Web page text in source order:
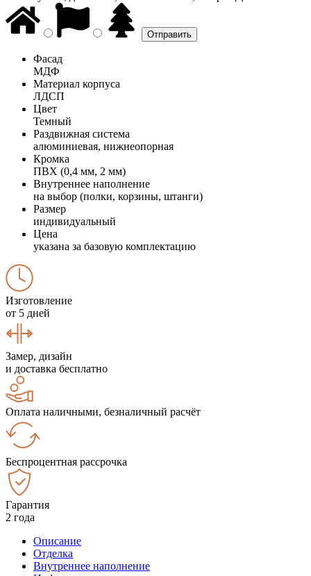
Фасад
МДФ
Материал корпуса
ЛДСП
Цвет
Темный
Раздвижная система
алюминиевая, нижнеопорная
Кромка
ПВХ (0,4 мм, 2 мм)
Внутреннее наполнение
на выбор (полки, корзины, штанги)
Размер
индивидуальный
Цена
указана за базовую комплектацию
Изготовление
от 5 дней
Замер, дизайн
и доставка бесплатно
Оплата наличными, безналичный расчёт
Беспроцентная рассрочка
Гарантия
2 года
Описание
Отделка
Внутреннее наполнение